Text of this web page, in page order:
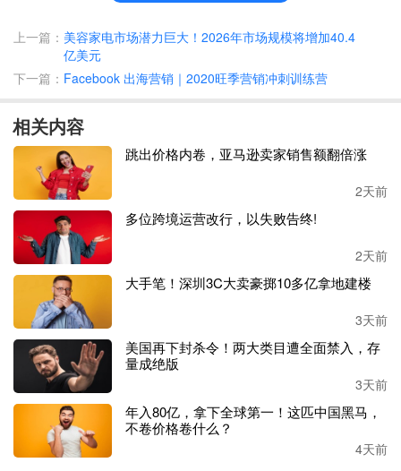
科沃斯2022年一季度
数据也已发布，同样保持了高速增长的
态势，其一季度营收32.01亿元，同比增长43.90%；归属于
上市公司股东的净利润4.24亿元，同比增长27.20%。
一年净利润20.10亿，按天计算，科沃斯平均每天净赚大约5
50万元，这吸金能力着实令同行羡慕！
作为国内“扫地机器人第一股”，科沃斯头顶光环。1998年至
今，科沃斯引领开发了包括扫地机器人、擦窗机器人和空气
净化机器人等在内的多款针对家庭地面清洁及环境健康的服
务机器人产品。
如今，科沃斯已成为全球家用服务机器人和智能生活电器行
业的引领者，公司的智能清洁电器成为越来越多家庭的刚需
上一篇： 美容家电市场潜力巨大！2026年市场规模将增加40.4
亿美元
下一篇： Facebook 出海营销｜2020旺季营销冲刺训练营
相关内容
跳出价格内卷，亚马逊卖家销售额翻倍涨
2天前
多位跨境运营改行，以失败告终!
2天前
大手笔！深圳3C大卖豪掷10多亿拿地建楼
3天前
美国再下封杀令！两大类目遭全面禁入，存
量成绝版
3天前
年入80亿，拿下全球第一！这匹中国黑马，
不卷价格卷什么？
4天前